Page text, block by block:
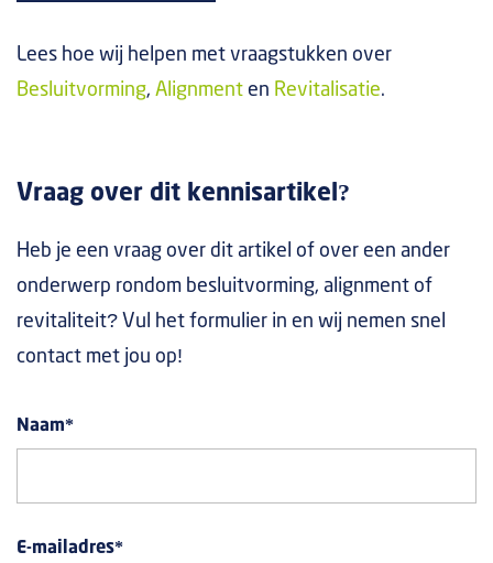
Lees hoe wij helpen met vraagstukken over
Besluitvorming, Alignment en Revitalisatie.
Vraag over dit kennisartikel?
Heb je een vraag over dit artikel of over een ander
onderwerp rondom besluitvorming, alignment of
revitaliteit? Vul het formulier in en wij nemen snel
contact met jou op!
Naam*
E-mailadres*